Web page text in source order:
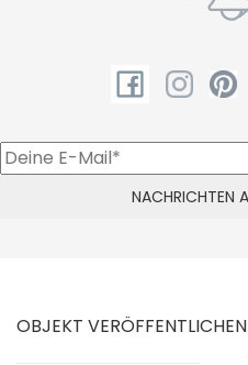
OBJEKT VERÖFFENTLICHEN